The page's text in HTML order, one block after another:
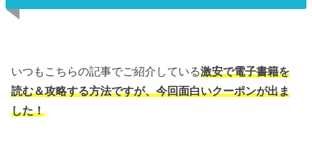
いつもこちらの記事でご紹介している激安で電子書籍を
読む＆攻略する方法ですが、今回面白いクーポンが出ま
した！